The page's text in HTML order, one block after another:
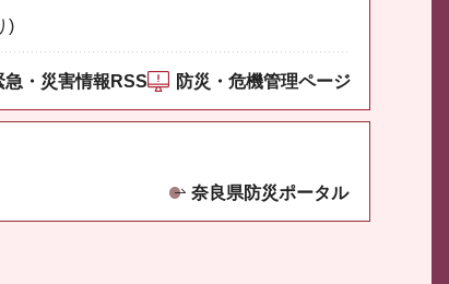
)
急・災害情報RSS 防災・危機管理ページ
奈良県防災ポータル